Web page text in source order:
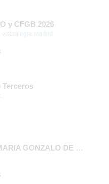
y CFGB 2026
vistaalegre madrid
Terceros
FOTOS 1º PRIMARIA GONZALO DE BERCEO